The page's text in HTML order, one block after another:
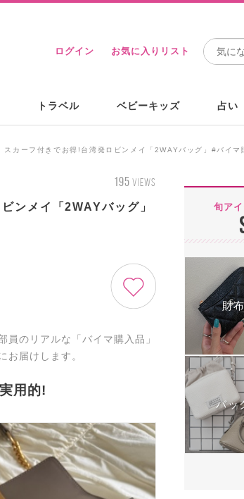
ログイン お気に入りリスト
トラベル ベビーキッズ 占い
スカーフ付きでお得!台湾発ロビンメイ「2WAYバッグ」#バイマ
195 VIEWS
ンメイ「2WAYバッグ」
のリアルな「バイマ購入品」
お届けします。
用的!
旬ア
財
バッ